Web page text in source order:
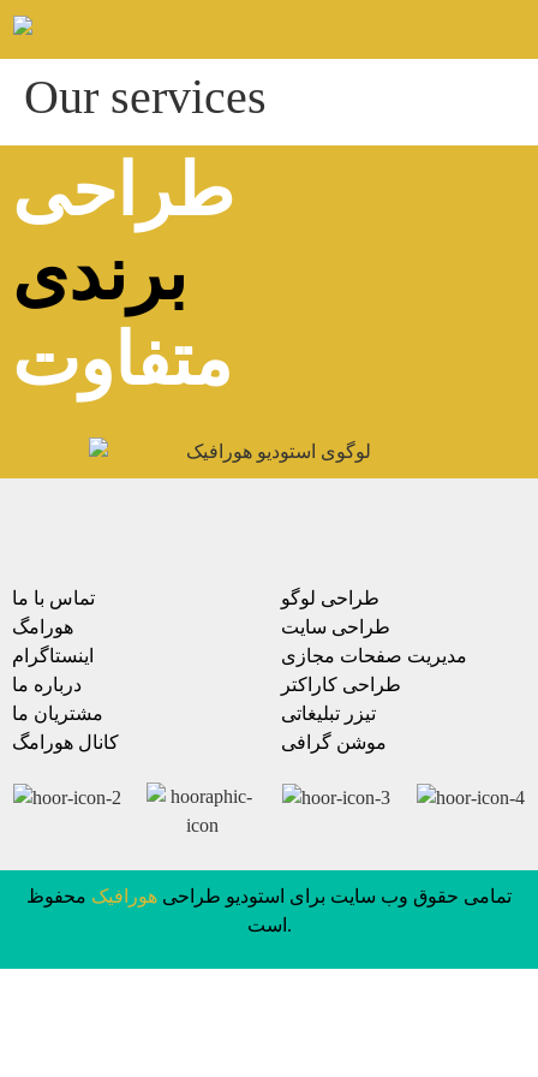
Our services
طراحی
برندی
متفاوت
تماس با ما
هورامگ
اینستاگرام
درباره ما
مشتریان ما
کانال هورامگ
طراحی لوگو
طراحی سایت
مدیریت صفحات مجازی
طراحی کاراکتر
تیزر تبلیغاتی
موشن گرافی
تمامی حقوق وب سایت برای استودیو طراحی هورافیک محفوظ
است.